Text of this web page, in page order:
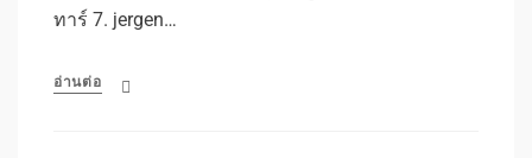
ทาร์ 7. jergen…
อ่านต่อ